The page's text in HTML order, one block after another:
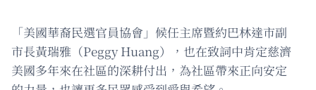
「美國華裔民選官員協會」候任主席暨約巴林達市副
市長黃瑞雅（Peggy Huang），也在致詞中肯定慈濟
美國多年來在社區的深耕付出，為社區帶來正向安定